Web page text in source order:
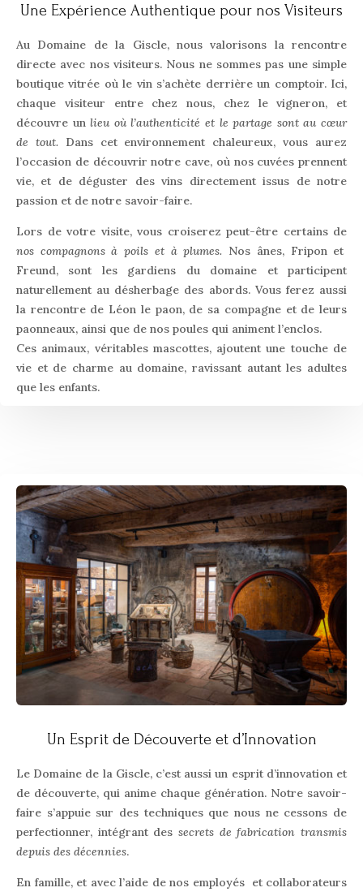
Une Expérience Authentique pour nos Visiteurs
Au Domaine de la Giscle, nous valorisons la rencontre
directe avec nos visiteurs. Nous ne sommes pas une simple
boutique vitrée où le vin s’achète derrière un comptoir. Ici,
chaque visiteur entre chez nous, chez le vigneron, et
découvre unlieu où l’authenticité et le partage sont au cœur
de tout. Dans cet environnement chaleureux, vous aurez
l’occasion de découvrir notre cave, où nos cuvées prennent
vie, et de déguster des vins directement issus de notre
passion et de notre savoir-faire.
Lors de votre visite, vous croiserez peut-être certains de
nos compagnons à poils et à plumes. Nos ânes, Fripon et
Freund, sont les gardiens du domaine et participent
naturellement au désherbage des abords. Vous ferez aussi
la rencontre de Léon le paon, de sa compagne et de leurs
paonneaux, ainsi que de nos poules qui animent l’enclos.
Ces animaux, véritables mascottes, ajoutent une touche de
vie et de charme au domaine, ravissant autant les adultes
que les enfants.
Un Esprit de Découverte et d’Innovation
Le Domaine de la Giscle, c’est aussi un esprit d’innovation et
de découverte, qui anime chaque génération. Notre savoir-
faire s’appuie sur des techniques que nous ne cessons de
perfectionner, intégrant des secrets de fabrication transmis
depuis des décennies.
En famille, et avec l’aide de nos employés et collaborateurs